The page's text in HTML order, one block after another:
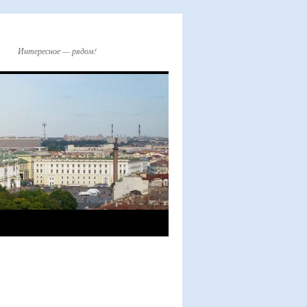
Интересное — рядом!